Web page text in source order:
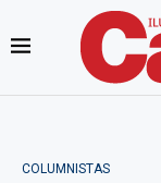
COLUMNISTAS